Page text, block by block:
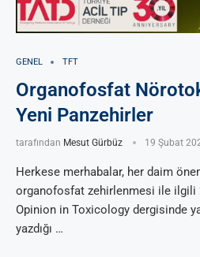
GENEL TFT
Organofosfat
Yeni Panzehirler
tarafından Mesut Gürbüz 19 Şubat
Herkese merhabalar, her daim
organofosfat zehirlenmesi ile ilgili
Opinion in Toxicology dergisinde
yazdığı …